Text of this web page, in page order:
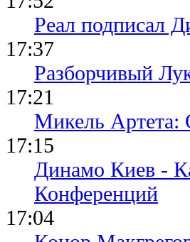
Реал подписал
17:37
Разборчивый
17:21
Микель Артета:
17:15
Динамо Киев -
Конференций
17:04